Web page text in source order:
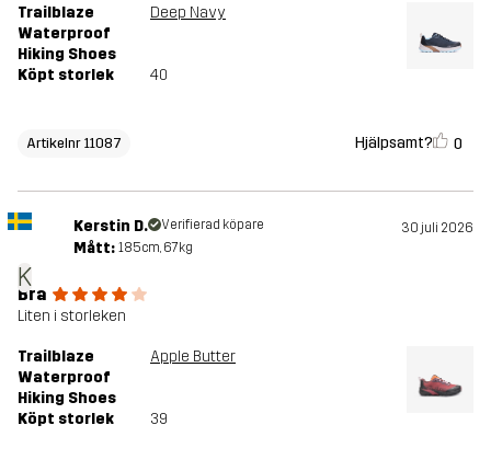
Trailblaze
Waterproof
Hiking Shoes
Deep Navy
Köpt storlek 40
Artikelnr 11087 Hjälpsamt? 0
K
Kerstin D. Verifierad köpare 30 juli 2026
Mått: 185cm, 67kg
Bra
Liten i storleken
Trailblaze
Waterproof
Hiking Shoes
Apple Butter
Köpt storlek 39